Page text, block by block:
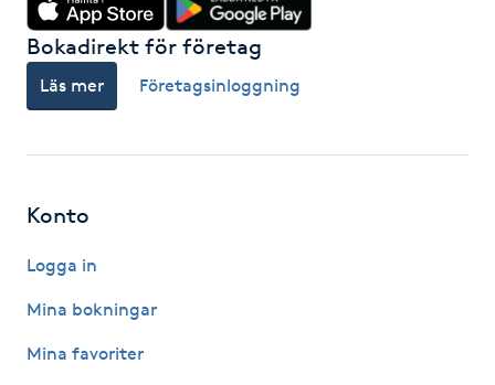
Gellack med förstärkning
Gravidmassage
Gua Sha-massage
Hatha Yoga
Bokadirekt för företag
Läs mer Företagsinloggning
Konto
Logga in
Mina bokningar
Mina favoriter